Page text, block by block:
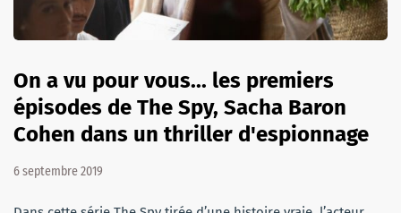
On a vu pour vous... les premiers
épisodes de The Spy, Sacha Baron
Cohen dans un thriller d'espionnage
6 septembre 2019